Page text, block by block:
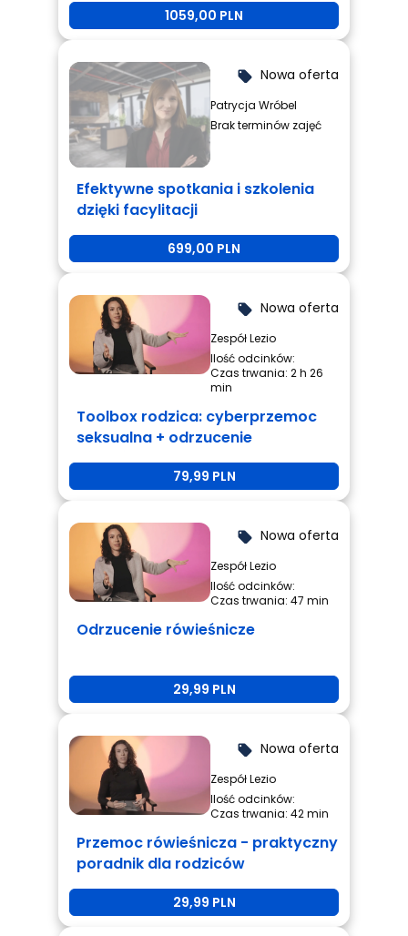
1059,00 PLN
local_offer Nowa oferta
Patrycja Wróbel
Brak terminów zajęć
Efektywne spotkania i szkolenia
dzięki facylitacji
699,00 PLN
local_offer Nowa oferta
Zespół Lezio
Ilość odcinków:
Czas trwania: 2 h 26
min
Toolbox rodzica: cyberprzemoc
seksualna + odrzucenie
rówieśnicze + przemoc
79,99 PLN
local_offer Nowa oferta
Zespół Lezio
Ilość odcinków:
Czas trwania: 47 min
Odrzucenie rówieśnicze
29,99 PLN
local_offer Nowa oferta
Zespół Lezio
Ilość odcinków:
Czas trwania: 42 min
Przemoc rówieśnicza - praktyczny
poradnik dla rodziców
29,99 PLN